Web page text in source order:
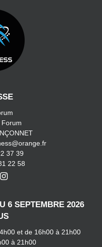
37 39
22 58
6 SEPTEMBRE 2026
et de 16h00 à 21h00
à 21h00